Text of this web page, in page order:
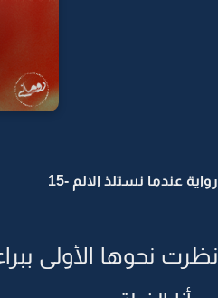
رواية عندما نستلذ الالم -15
نظرت نحوها الأولى